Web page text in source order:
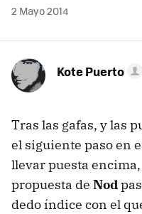
2 Mayo 2014
Kote Puerto
Tras las gafas, y las
el siguiente paso en
llevar puesta
propuesta de Nod
dedo índice con el